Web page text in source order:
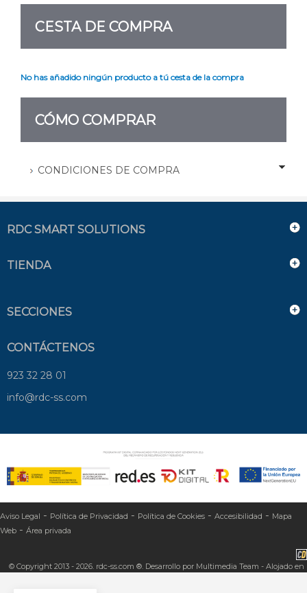
CESTA DE COMPRA
No has añadido ningún producto a tú cesta de la compra
CÓMO COMPRAR
CONDICIONES DE COMPRA
RDC SMART SOLUTIONS
TIENDA
SECCIONES
CONTÁCTENOS
923 32 28 01
info@rdc-ss.com
Aviso Legal - Política de Privacidad - Política de Cookies - Accesibilidad - Mapa
Web - Área privada
© Copyright 2013 - 2026. rdc-ss.com ®. Desarrollo por Multimedia Team - Alojado en